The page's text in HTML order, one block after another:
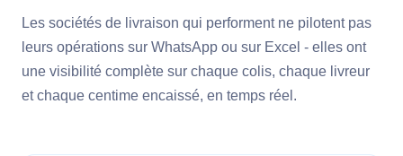
Les sociétés de livraison qui performent ne pilotent pas
leurs opérations sur WhatsApp ou sur Excel - elles ont
une visibilité complète sur chaque colis, chaque livreur
et chaque centime encaissé, en temps réel.